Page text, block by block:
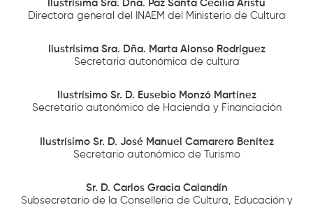
Ilustrísima Sra. Dña. Paz Santa Cecilia Aristu
Directora general del INAEM del Ministerio de Cultura
Ilustrísima Sra. Dña. Marta Alonso Rodríguez
Secretaria autonómica de cultura
Ilustrísimo Sr. D. Eusebio Monzó Martínez
Secretario autonómico de Hacienda y Financiación
Ilustrísimo Sr. D. José Manuel Camarero Benítez
Secretario autonómico de Turismo
Sr. D. Carlos Gracia Calandín
Subsecretario de la Conselleria de Cultura, Educación y